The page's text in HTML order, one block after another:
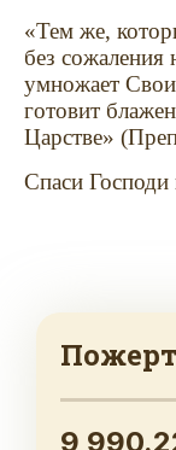
«Тем же,
без сожаления
умножает
готовит
Царстве»
Спаси Господи
9